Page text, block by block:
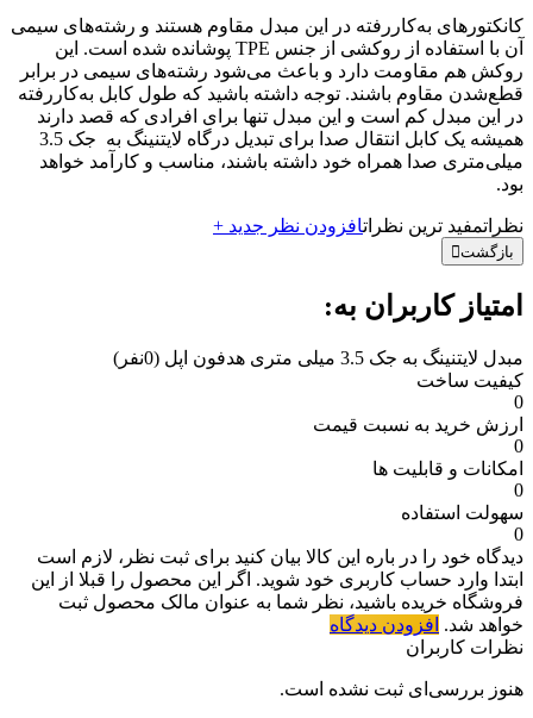
کانکتورهای به‌کاررفته در این مبدل مقاوم هستند و رشته‌های سیمی
آن با استفاده از روکشی از جنس TPE پوشانده شده است. این
روکش هم مقاومت دارد و باعث می‌شود رشته‌های سیمی در برابر
قطع‌شدن مقاوم باشند. توجه داشته باشید که طول کابل به‌کاررفته
در این مبدل کم است و این مبدل تنها برای افرادی که قصد دارند
همیشه یک کابل انتقال صدا برای تبدیل درگاه لایتنینگ به جک 3.5
میلی‌متری صدا همراه خود داشته باشند، مناسب و کارآمد خواهد
بود.
نظراتمفید ترین نظراتافزودن نظر جدید +
بازگشت
امتیاز کاربران به:
مبدل لایتنینگ به جک 3.5 میلی متری هدفون اپل
(0نفر)
کیفیت ساخت
0
ارزش خرید به نسبت قیمت
0
امکانات و قابلیت ها
0
سهولت استفاده
0
دیدگاه خود را در باره این کالا بیان کنید برای ثبت نظر، لازم است
ابتدا وارد حساب کاربری خود شوید. اگر این محصول را قبلا از این
فروشگاه خریده باشید، نظر شما به عنوان مالک محصول ثبت
خواهد شد. افزودن دیدگاه
نظرات کاربران
هنوز بررسی‌ای ثبت نشده است.